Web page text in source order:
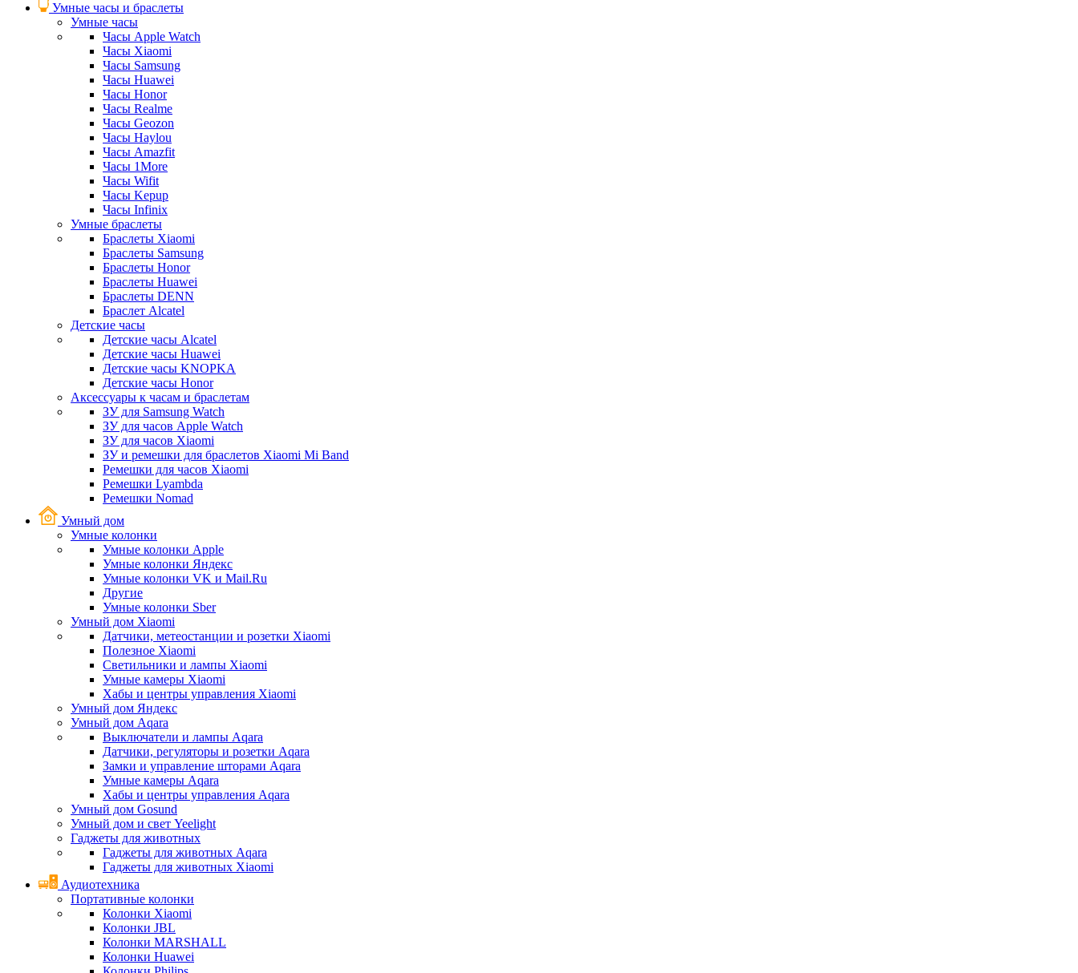
Умные часы и браслеты
Умные часы
Часы Apple Watch
Часы Xiaomi
Часы Samsung
Часы Huawei
Часы Honor
Часы Realme
Часы Geozon
Часы Haylou
Часы Amazfit
Часы 1More
Часы Wifit
Часы Kepup
Часы Infinix
Умные браслеты
Браслеты Xiaomi
Браслеты Samsung
Браслеты Honor
Браслеты Huawei
Браслеты DENN
Браслет Alcatel
Детские часы
Детские часы Alcatel
Детские часы Huawei
Детские часы KNOPKA
Детские часы Honor
Аксессуары к часам и браслетам
ЗУ для Samsung Watch
ЗУ для часов Apple Watch
ЗУ для часов Xiaomi
ЗУ и ремешки для браслетов Xiaomi Mi Band
Ремешки для часов Xiaomi
Ремешки Lyambda
Ремешки Nomad
Умный дом
Умные колонки
Умные колонки Apple
Умные колонки Яндекс
Умные колонки VK и Mail.Ru
Другие
Умные колонки Sber
Умный дом Xiaomi
Датчики, метеостанции и розетки Xiaomi
Полезное Xiaomi
Светильники и лампы Xiaomi
Умные камеры Xiaomi
Хабы и центры управления Xiaomi
Умный дом Яндекс
Умный дом Aqara
Выключатели и лампы Aqara
Датчики, регуляторы и розетки Aqara
Замки и управление шторами Aqara
Умные камеры Aqara
Хабы и центры управления Aqara
Умный дом Gosund
Умный дом и свет Yeelight
Гаджеты для животных
Гаджеты для животных Aqara
Гаджеты для животных Xiaomi
Аудиотехника
Портативные колонки
Колонки Xiaomi
Колонки JBL
Колонки MARSHALL
Колонки Huawei